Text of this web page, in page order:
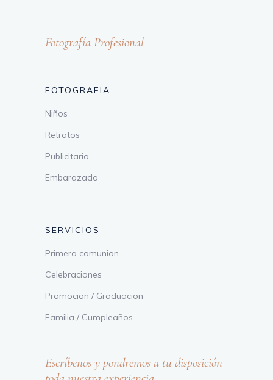
Fotografía Profesional
FOTOGRAFIA
Niños
Retratos
Publicitario
Embarazada
SERVICIOS
Primera comunion
Celebraciones
Promocion / Graduacion
Familia / Cumpleaños
Escríbenos y pondremos a tu disposición